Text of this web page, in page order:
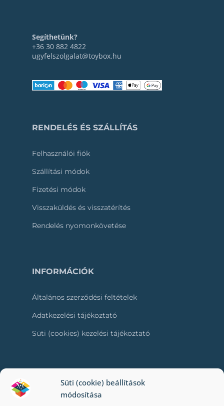
Süti (cookie) beállítások
módosítása
Segíthetünk?
+36 30 882 4822
ugyfelszolgalat@toybox.hu
RENDELÉS ÉS SZÁLLÍTÁS
Felhasználói fiók
Szállítási módok
Fizetési módok
Visszaküldés és visszatérítés
Rendelés nyomonkövetése
INFORMÁCIÓK
Általános szerződési feltételek
Adatkezelési tájékoztató
Süti (cookies) kezelési tájékoztató
RÓLUNK